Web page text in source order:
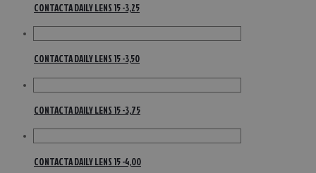
CONTACTA DAILY LENS 15 -3,25
CONTACTA DAILY LENS 15 -3,50
CONTACTA DAILY LENS 15 -3,75
CONTACTA DAILY LENS 15 -4,00